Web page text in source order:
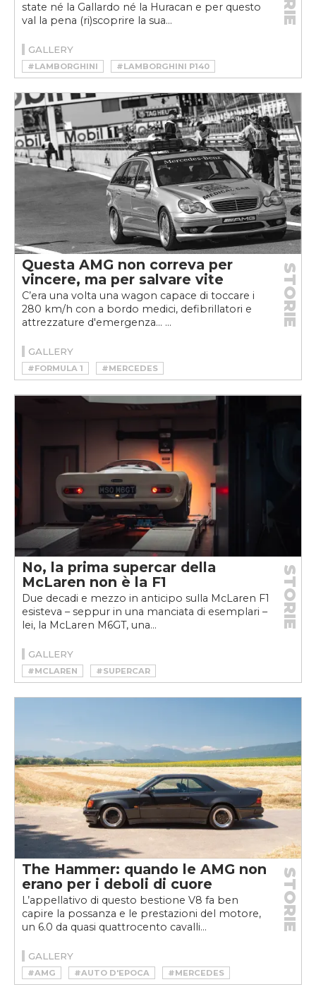
state né la Gallardo né la Huracan e per questo
val la pena (ri)scoprire la sua...
GALLERY
#LAMBORGHINI #LAMBORGHINI P140
Questa AMG non correva per
vincere, ma per salvare vite
C’era una volta una wagon capace di toccare i
280 km/h con a bordo medici, defibrillatori e
attrezzature d'emergenza... ...
STORIE
GALLERY
#FORMULA 1
#MERCEDES
#MOTORSPORT
No, la prima supercar della
McLaren non è la F1
Due decadi e mezzo in anticipo sulla McLaren F1
esisteva – seppur in una manciata di esemplari –
lei, la McLaren M6GT, una...
STORIE
GALLERY
#MCLAREN #SUPERCAR
The Hammer: quando le AMG non
erano per i deboli di cuore
L’appellativo di questo bestione V8 fa ben
capire la possanza e le prestazioni del motore,
un 6.0 da quasi quattrocento cavalli...
STORIE
GALLERY
#AMG #AUTO D'EPOCA
#MERCEDES
#YOUNGTIMER